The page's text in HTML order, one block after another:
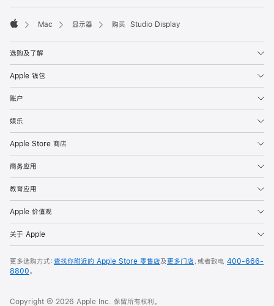
Mac 显示器 购买 Studio Display
选购及了解
Apple 钱包
账户
娱乐
Apple Store 商店
商务应用
教育应用
Apple 价值观
关于 Apple
更多选购方式：查找你附近的 Apple Store 零售店及更多门店，或者致电 400-666-
8800。
Copyright © 2026 Apple Inc. 保留所有权利。